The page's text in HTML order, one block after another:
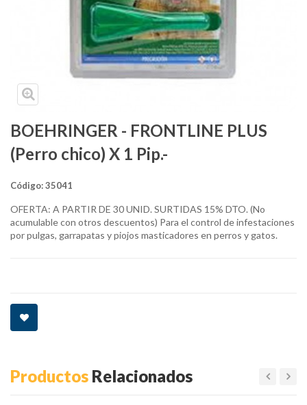
Collares Isabelinos
Instrumentos y Equipos
Herraduras para caballo
BOEHRINGER - FRONTLINE PLUS
(Perro chico) X 1 Pip.-
Código:35041
OFERTA: A PARTIR DE 30 UNID. SURTIDAS 15% DTO. (No
acumulable con otros descuentos) Para el control de infestaciones
por pulgas, garrapatas y piojos masticadores en perros y gatos.
Productos Relacionados